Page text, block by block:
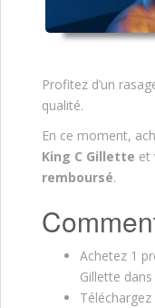
Profitez d’un
qualité.
En ce moment,
King C Gillette et
remboursé.
Achetez 1
Gillette